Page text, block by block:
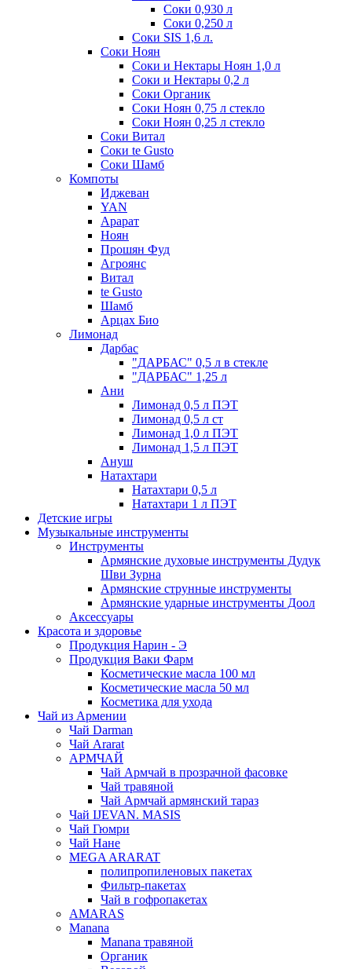
Соки 0,930 л
Соки 0,250 л
Соки SIS 1,6 л.
Соки Ноян
Соки и Нектары Ноян 1,0 л
Соки и Нектары 0,2 л
Соки Органик
Соки Ноян 0,75 л стекло
Соки Ноян 0,25 л стекло
Соки Витал
Соки te Gusto
Соки Шамб
Компоты
Иджеван
YAN
Арарат
Ноян
Прошян Фуд
Агроянс
Витал
te Gusto
Шамб
Арцах Био
Лимонад
Дарбас
"ДАРБАС" 0,5 л в стекле
"ДАРБАС" 1,25 л
Ани
Лимонад 0,5 л ПЭТ
Лимонад 0,5 л ст
Лимонад 1,0 л ПЭТ
Лимонад 1,5 л ПЭТ
Ануш
Натахтари
Натахтари 0,5 л
Натахтари 1 л ПЭТ
Детские игры
Музыкальные инструменты
Инструменты
Армянские духовые инструменты Дудук
Шви Зурна
Армянские струнные инструменты
Армянские ударные инструменты Доол
Аксессуары
Красота и здоровье
Продукция Нарин - Э
Продукция Ваки Фарм
Косметические масла 100 мл
Косметические масла 50 мл
Косметика для ухода
Чай из Армении
Чай Darman
Чай Ararat
АРМЧАЙ
Чай Армчай в прозрачной фасовке
Чай травяной
Чай Армчай армянский тараз
Чай IJEVAN. MASIS
Чай Гюмри
Чай Нане
MEGA ARARAT
полипропиленовых пакетах
Фильтр-пакетах
Чай в гофропакетах
AMARAS
Manana
Manana травяной
Органик